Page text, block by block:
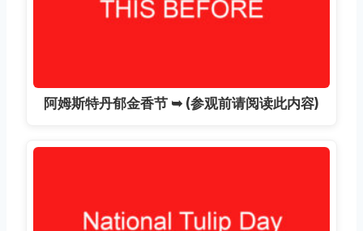
阿姆斯特丹郁金香节 ➥ (参观前请阅读此内容)